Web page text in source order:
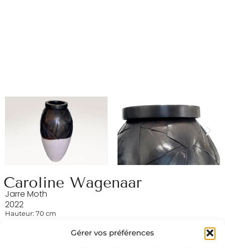
Gérer vos préférences
Caroline Wagenaar
Jarre Moth
2022
Hauteur: 70 cm
Grès blanc, acier patiné et ciré